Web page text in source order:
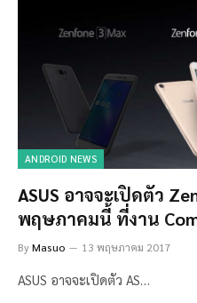
ANDROID NEWS
ASUS อาจจะเปิดตัว
พฤษภาคมนี้ ที่งาน
ByMasuo 13 พฤษภาคม 2017
ASUS อาจจะเปิดตัว AS…